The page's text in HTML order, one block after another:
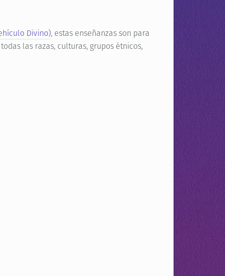
Divino), estas enseñanzas son para
las razas, culturas, grupos étnicos,